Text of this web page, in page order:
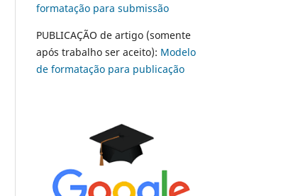
formatação para submissão
PUBLICAÇÃO de artigo (somente
após trabalho ser aceito): Modelo
de formatação para publicação